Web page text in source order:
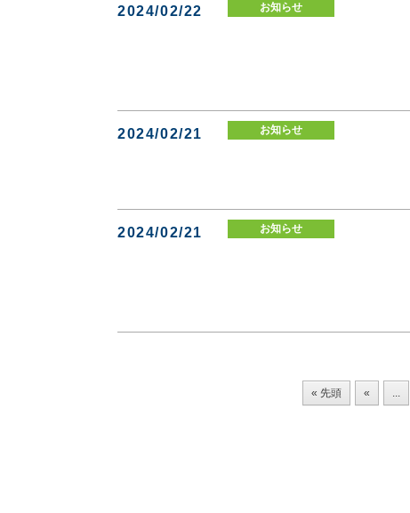
2024/02/22 お知らせ
2024/02/21 お知らせ
2024/02/21 お知らせ
« 先頭 « ...